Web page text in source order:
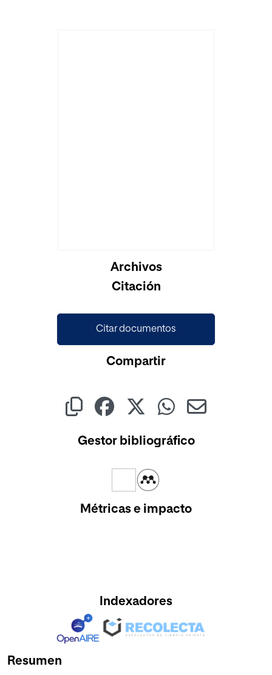
Archivos
Citación
Citar documentos
Compartir
Gestor bibliográfico
Métricas e impacto
Indexadores
Resumen